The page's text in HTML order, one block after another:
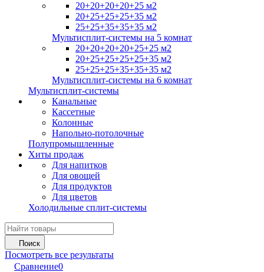
20+20+20+20+25 м2
20+25+25+25+35 м2
25+25+35+35+35 м2
Мультисплит-системы на 5 комнат
20+20+20+20+25+25 м2
20+25+25+25+25+35 м2
25+25+25+35+35+35 м2
Мультисплит-системы на 6 комнат
Мультисплит-системы
Канальные
Кассетные
Колонные
Напольно-потолочные
Полупромышленные
Хиты продаж
Для напитков
Для овощей
Для продуктов
Для цветов
Холодильные сплит-системы
Поиск
Посмотреть все результаты
Сравнение0